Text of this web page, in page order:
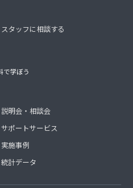
、50000円（税込）
作詞、作曲代、レコーディ
Ｒでのお渡しとなります。
。
通りに作りたい場合には別
りますので、ご予算に応じ
スタッフに相談する
で学ぼう
説明会・相談会
サポートサービス
実施事例
統計データ